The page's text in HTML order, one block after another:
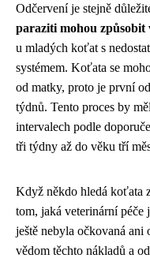
Odčervení je stejně
paraziti mohou
u mladých koťat s
systémem. Koťata se
od matky, proto je první
týdnů. Tento proces by
intervalech podle
tři týdny až do věku tří
Když někdo hledá koťata
tom, jaká veterinární
ještě nebyla očkovaná
vědom těchto nákladů a